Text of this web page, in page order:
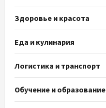
Здоровье и красота
Еда и кулинария
Логистика и транспорт
Обучение и образование